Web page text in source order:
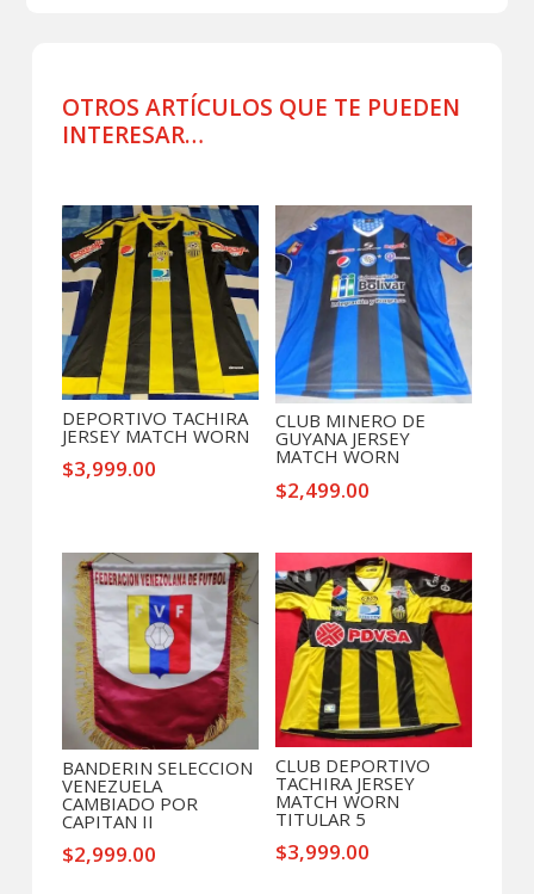
OTROS ARTÍCULOS QUE TE PUEDEN
INTERESAR…
DEPORTIVO TACHIRA
JERSEY MATCH WORN
$3,999.00
CLUB MINERO DE
GUYANA JERSEY
MATCH WORN
$2,499.00
BANDERIN SELECCION
VENEZUELA
CAMBIADO POR
CAPITAN II
$2,999.00
CLUB DEPORTIVO
TACHIRA JERSEY
MATCH WORN
TITULAR 5
$3,999.00